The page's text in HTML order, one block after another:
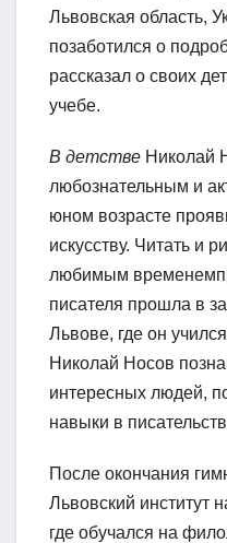
Львовская область,
позаботился о
рассказал о своих
учебе.
В детстве Николай
любознательным и
юном возрасте
искусству. Читать и
любимым
писателя прошла в
Львове, где он
Николай Носов
интересных людей,
навыки в
После окончания
Львовский институт
где обучался на